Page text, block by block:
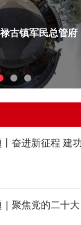
古镇军民总管府
奋进新征程 建
聚焦党的二十大